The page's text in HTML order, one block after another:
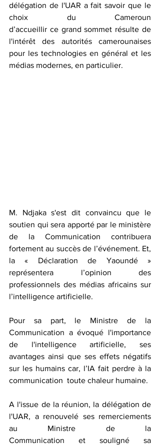
délégation de l'UAR a fait savoir que le
choix du Cameroun
d’accueillir ce grand sommet résulte de
l'intérêt des autorités camerounaises
pour les technologies en général et les
médias modernes, en particulier.
M. Ndjaka s'est dit convaincu que le
soutien qui sera apporté par le ministère
de la Communication contribuera
fortement au succès de l’événement. Et,
la « Déclaration de Yaoundé »
représentera l’opinion des
professionnels des médias africains sur
l’intelligence artificielle.
Pour sa part, le Ministre de la
Communication a évoqué l'importance
de l'intelligence artificielle, ses
avantages ainsi que ses effets négatifs
sur les humains car, l’IA fait perdre à la
communication  toute chaleur humaine.
A l'issue de la réunion, la délégation de
l'UAR, a renouvelé ses remerciements
au Ministre de la
Communication et souligné sa